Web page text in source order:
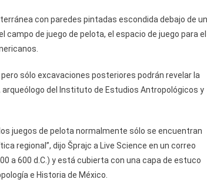
con paredes pintadas escondida debajo de un
de juego de pelota, el espacio de juego para el
sólo excavaciones posteriores podrán revelar la
del Instituto de Estudios Antropológicos y
juegos de pelota normalmente sólo se encuentran
regional”, dijo Šprajc a Live Science en un correo
a 600 d.C.) y está cubierta con una capa de estuco
e Historia de México.